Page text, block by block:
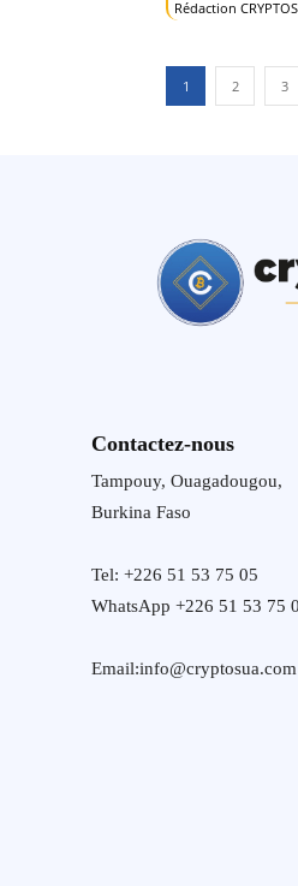
Rédaction
1 2 3
Contactez-nous
Tampouy, Ouagadougou,
Burkina Faso
Tel: +226 51 53 75 05
WhatsApp +226 51 53 75
Email:info@cryptosua.com